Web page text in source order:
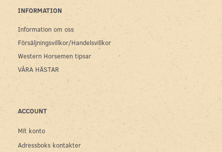
INFORMATION
Information om oss
Försäljningsvillkor/Handelsvillkor
Western Horsemen tipsar
VÅRA HÄSTAR
ACCOUNT
Mit konto
Adressboks kontakter